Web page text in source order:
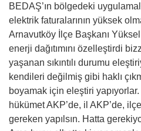
BEDAŞ’ın bölgedeki
elektrik faturalarının yüksek
Arnavutköy İlçe Başkanı
enerji dağıtımını özelleştirdi
yaşanan sıkıntılı durumu
kendileri değilmiş gibi haklı
boyamak için eleştiri
hükümet AKP’de, il AKP’de,
gereken yapılsın. Hatta